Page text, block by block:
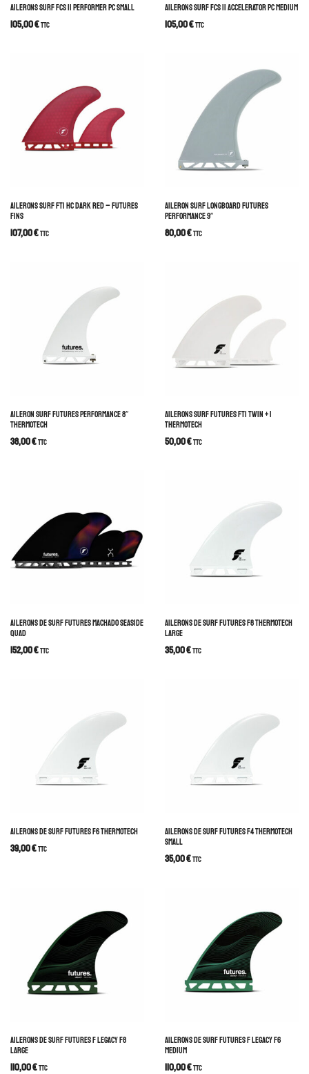
AILERONS SURF FCS II PERFORMER PC SMALL
105,00€TTC
AILERONS SURF FCS II ACCELERATOR PC MEDIUM
105,00€TTC
AILERONS SURF FT1 HC DARK RED – FUTURES
FINS
107,00€TTC
AILERON SURF LONGBOARD FUTURES
PERFORMANCE 9″
80,00€TTC
AILERON SURF FUTURES PERFORMANCE 8″
THERMOTECH
38,00€TTC
AILERONS SURF FUTURES FT1 TWIN + 1
THERMOTECH
50,00€TTC
AILERONS DE SURF FUTURES MACHADO SEASIDE
QUAD
152,00€TTC
AILERONS DE SURF FUTURES F8 THERMOTECH
LARGE
35,00€TTC
AILERONS DE SURF FUTURES F6 THERMOTECH
39,00€TTC
AILERONS DE SURF FUTURES F4 THERMOTECH
SMALL
35,00€TTC
AILERONS DE SURF FUTURES F LEGACY F8
LARGE
110,00€TTC
AILERONS DE SURF FUTURES F LEGACY F6
MEDIUM
110,00€TTC